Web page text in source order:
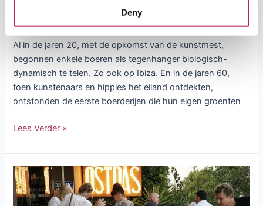
Deny
/5 minutes of reading
Al in de jaren 20, met de opkomst van de kunstmest,
begonnen enkele boeren als tegenhanger biologisch-
dynamisch te telen. Zo ook op Ibiza. En in de jaren 60,
toen kunstenaars en hippies het eiland ontdekten,
ontstonden de eerste boerderijen die hun eigen groenten
Lees Verder »
Populaire
Ibiza
wijnbar